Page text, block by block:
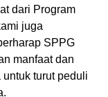
dari Program
juga
SPPG
manfaat dan
turut peduli